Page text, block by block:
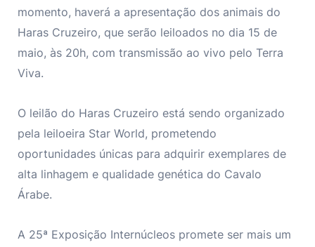
momento, haverá a apresentação dos animais do
Haras Cruzeiro, que serão leiloados no dia 15 de
maio, às 20h, com transmissão ao vivo pelo Terra
Viva.
O leilão do Haras Cruzeiro está sendo organizado
pela leiloeira Star World, prometendo
oportunidades únicas para adquirir exemplares de
alta linhagem e qualidade genética do Cavalo
Árabe.
A 25ª Exposição Internúcleos promete ser mais um